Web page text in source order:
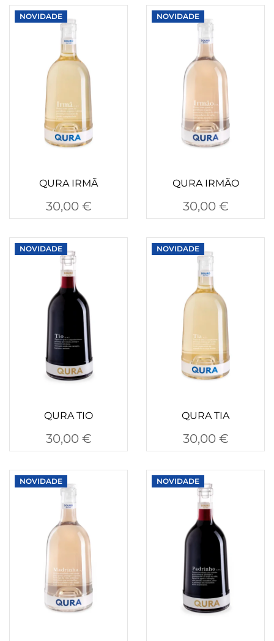
NOVIDADE
QURA IRMÃ
30,00 €
NOVIDADE
QURA IRMÃO
30,00 €
NOVIDADE
QURA TIO
30,00 €
NOVIDADE
QURA TIA
30,00 €
NOVIDADE NOVIDADE